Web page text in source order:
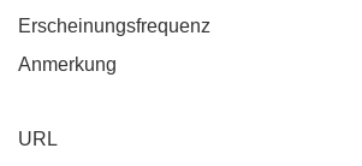
Erscheinungsfrequenz
Anmerkung
URL